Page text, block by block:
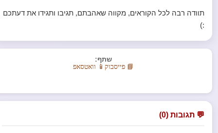
תוודה רבה לכל הקוראים, מקווה שאהבתם, תגיבו ותגידו את דעתכם
:)
שתף:
📘 פייסבוק 📱 וואטסאפ
💬 תגובות (0)